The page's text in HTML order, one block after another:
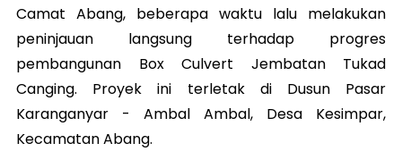
Camat Abang, beberapa waktu lalu melakukan
peninjauan langsung terhadap progres
pembangunan Box Culvert Jembatan Tukad
Canging. Proyek ini terletak di Dusun Pasar
Karanganyar - Ambal Ambal, Desa Kesimpar,
Kecamatan Abang.